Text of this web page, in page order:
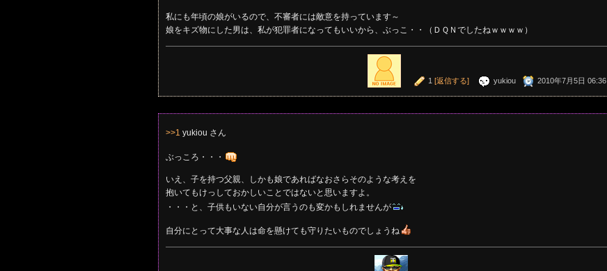
私にも年頃の娘がいるので、不審者には敵意を持っています～
娘をキズ物にした男は、私が犯罪者になってもいいから、ぶっこ・・（ＤＱＮでしたねｗｗｗｗ）
1 [返信する] yukiou 2010年7月5日 06:36
>>1 yukiou さん
ぶっころ・・・
いえ、子を持つ父親、しかも娘であればなおさらそのような考えを
抱いてもけっしておかしいことではないと思いますよ。
・・・と、子供もいない自分が言うのも変かもしれませんが
自分にとって大事な人は命を懸けても守りたいものでしょうね